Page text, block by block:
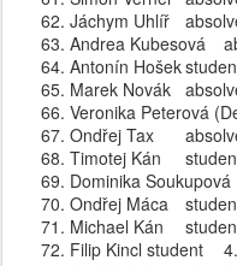
Jáchym Uhlíř
Andrea Kubesová
Antonín Hošek
Marek Novák
Veronika Peterová
Ondřej Tax
Timotej Kán
Dominika Soukupová
Ondřej Máca
Michael Kán
Filip Kincl student